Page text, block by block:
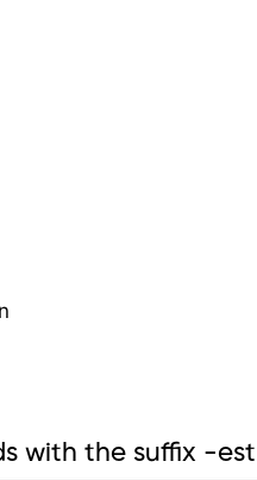
with the suffix -est